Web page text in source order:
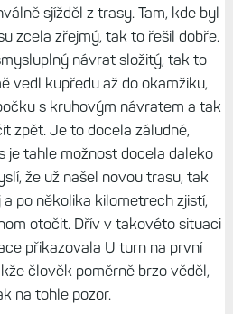
sjížděl z trasy. Tam, kde byl
zcela zřejmý, tak to řešil dobře.
návrat složitý, tak to
vedl kupředu až do okamžiku,
s kruhovým návratem a tak
zpět. Je to docela záludné,
je tahle možnost docela daleko
že už našel novou trasu, tak
a po několika kilometrech zjistí,
otočit. Dřív v takovéto situaci
přikazovala U turn na první
člověk poměrně brzo věděl,
na tohle pozor.